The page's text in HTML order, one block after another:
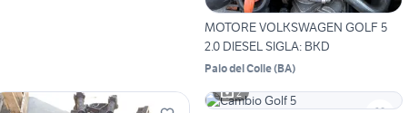
MOTORE VOLKSWAGEN GOLF 5
2.0 DIESEL SIGLA: BKD
Palo del Colle(BA)
2